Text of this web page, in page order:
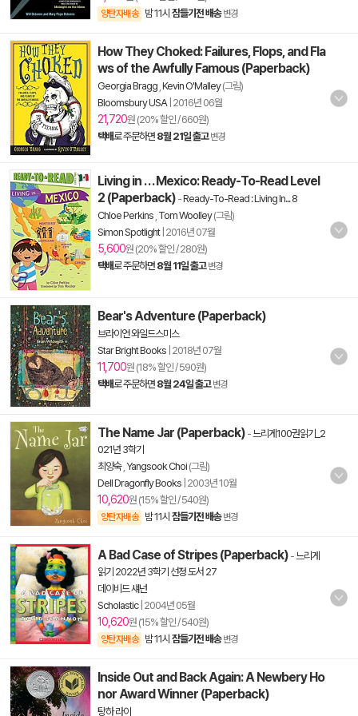
양탄자배송 밤 11시 잠들기전 배송 변경
How They Choked: Failures, Flops, and Fla
ws of the Awfully Famous (Paperback)
Georgia Bragg Kevin O'Malley(그림)
Bloomsbury USA| 2016년 06월
21,720원 (20% 할인 / 660원)
택배로 주문하면 8월 21일 출고 변경
Living in . . . Mexico: Ready-To-Read Level
2 (Paperback) -Ready-To-Read : Living In... 8
Chloe Perkins Tom Woolley(그림)
Simon Spotlight| 2016년 07월
5,600원 (20% 할인 / 280원)
택배로 주문하면 8월 11일 출고 변경
Bear's Adventure (Paperback)
브라이언 와일드스미스
Star Bright Books 2018년 07월
11,700원 (18% 할인 / 590원)
택배로 주문하면 8월 24일 출고 변경
The Name Jar (Paperback) -느리게100권읽기_2
021년 3학기
최양숙, Yangsook Choi (그림)
Dell Dragonfly Books 2003년 10월
10,620원 (15% 할인 / 540원)
양탄자배송 밤 11시 잠들기전 배송 변경
A Bad Case of Stripes (Paperback) -느리게
읽기 2022년 3학기 선정 도서 27
데이비드 섀넌
Scholastic| 2004년 05월
10,620원 (15% 할인 / 540원)
양탄자배송 밤 11시 잠들기전 배송 변경
Inside Out and Back Again: A Newbery Ho
nor Award Winner (Paperback)
탕하 라이